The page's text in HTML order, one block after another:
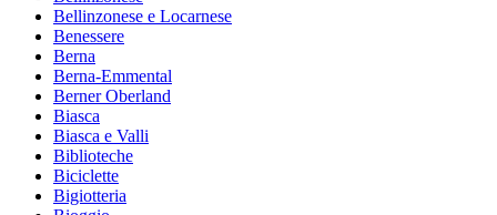
Bellinzonese e Locarnese
Benessere
Berna
Berna-Emmental
Berner Oberland
Biasca
Biasca e Valli
Biblioteche
Biciclette
Bigiotteria